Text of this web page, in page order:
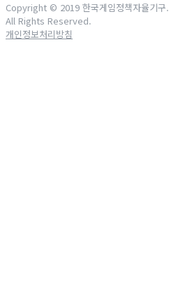
Copyright © 2019 한국게임정책자율기구.
All Rights Reserved.
개인정보처리방침